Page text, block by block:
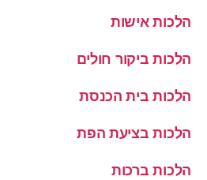
הלכות אישות
הלכות ביקור חולים
הלכות בית הכנסת
הלכות בציעת הפת
הלכות ברכות